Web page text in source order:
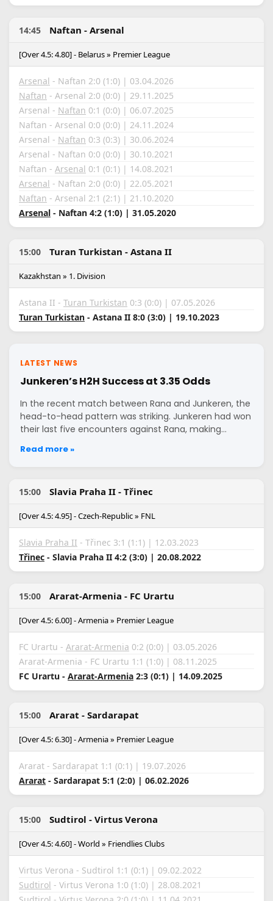
14:45 Naftan - Arsenal
[Over 4.5: 4.80] - Belarus » Premier League
Arsenal - Naftan 2:0 (1:0) | 03.04.2026
Naftan - Arsenal 2:0 (0:0) | 29.11.2025
Arsenal - Naftan 0:1 (0:0) | 06.07.2025
Naftan - Arsenal 0:0 (0:0) | 24.11.2024
Arsenal - Naftan 0:3 (0:3) | 30.06.2024
Arsenal - Naftan 0:0 (0:0) | 30.10.2021
Naftan - Arsenal 0:1 (0:1) | 14.08.2021
Arsenal - Naftan 2:0 (0:0) | 22.05.2021
Naftan - Arsenal 2:1 (2:1) | 21.10.2020
Arsenal - Naftan 4:2 (1:0) | 31.05.2020
15:00 Turan Turkistan - Astana II
Kazakhstan » 1. Division
Astana II - Turan Turkistan 0:3 (0:0) | 07.05.2026
Turan Turkistan - Astana II 8:0 (3:0) | 19.10.2023
LATEST NEWS
Junkeren’s H2H Success at 3.35 Odds
In the recent match between Rana and Junkeren, the
head-to-head pattern was striking. Junkeren had won
their last five encounters against Rana, making…
Read more »
15:00 Slavia Praha II - Třinec
[Over 4.5: 4.95] - Czech-Republic » FNL
Slavia Praha II - Třinec 3:1 (1:1) | 12.03.2023
Třinec - Slavia Praha II 4:2 (3:0) | 20.08.2022
15:00 Ararat-Armenia - FC Urartu
[Over 4.5: 6.00] - Armenia » Premier League
FC Urartu - Ararat-Armenia 0:2 (0:0) | 03.05.2026
Ararat-Armenia - FC Urartu 1:1 (1:0) | 08.11.2025
FC Urartu - Ararat-Armenia 2:3 (0:1) | 14.09.2025
15:00 Ararat - Sardarapat
[Over 4.5: 6.30] - Armenia » Premier League
Ararat - Sardarapat 1:1 (0:1) | 19.07.2026
Ararat - Sardarapat 5:1 (2:0) | 06.02.2026
15:00 Sudtirol - Virtus Verona
[Over 4.5: 4.60] - World » Friendlies Clubs
Virtus Verona - Sudtirol 1:1 (0:1) | 09.02.2022
Sudtirol - Virtus Verona 1:0 (1:0) | 28.08.2021